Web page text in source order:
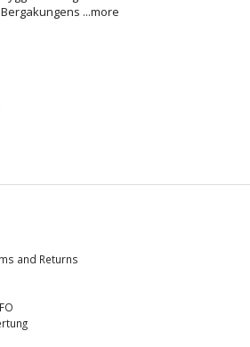
...more
and Returns